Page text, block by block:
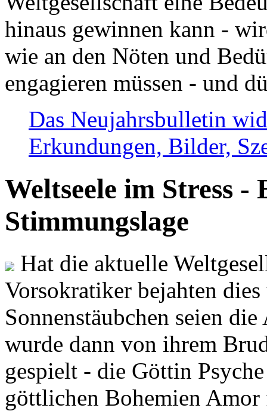
hinaus gewinnen kann -
wie an den Nöten und
engagieren müssen - und
Das Neujahrsbulletin
Erkundungen, Bilder,
Weltseele im Stress -
Stimmungslage
Hat die aktuelle
Vorsokratiker bejahten
Sonnenstäubchen seien
wurde dann von ihrem
gespielt - die Göttin
göttlichen Bohemien